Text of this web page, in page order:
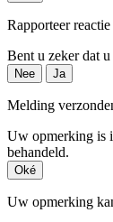
Rapporteer reactie
Bent u zeker dat
Nee Ja
Melding
Uw opmerking is
behandeld.
Oké
Uw opmerking